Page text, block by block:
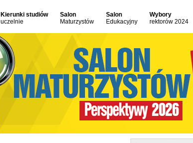
Kierunki studiów
uczelnie
Salon
Maturzystów
Salon
Edukacyjny
Wybory
rektorów 2024